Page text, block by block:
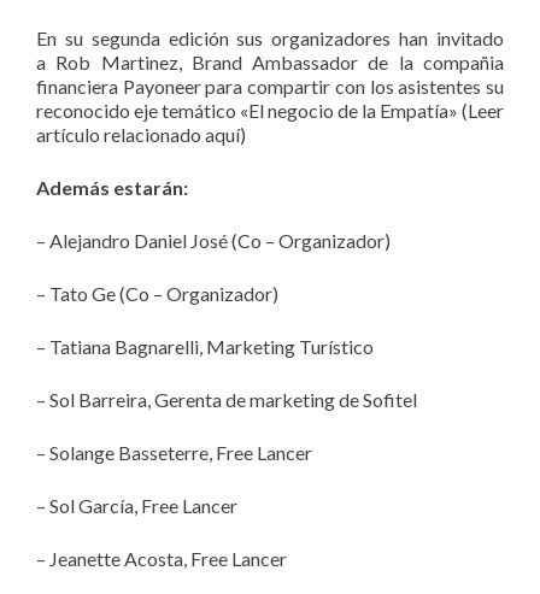
En su segunda edición sus organizadores han invitado
a Rob Martinez, Brand Ambassador de la compañia
financiera Payoneer para compartir con los asistentes su
reconocido eje temático «El negocio de la Empatía» (Leer
artículo relacionado aquí)
Además estarán:
– Alejandro Daniel José (Co – Organizador)
– Tato Ge (Co – Organizador)
– Tatiana Bagnarelli, Marketing Turístico
– Sol Barreira, Gerenta de marketing de Sofitel
– Solange Basseterre, Free Lancer
– Sol García, Free Lancer
– Jeanette Acosta, Free Lancer